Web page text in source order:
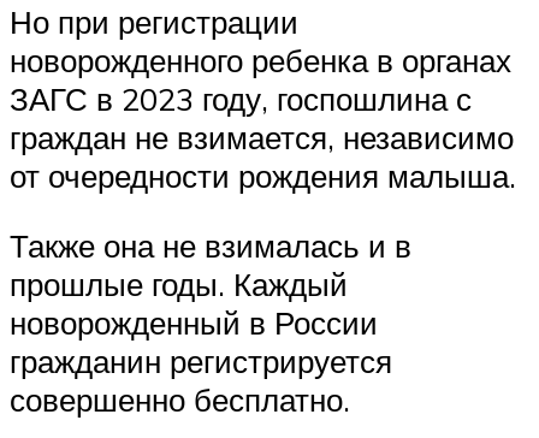
Но при регистрации
новорожденного ребенка в органах
ЗАГС в 2023 году, госпошлина с
граждан не взимается, независимо
от очередности рождения малыша.
Также она не взималась и в
прошлые годы. Каждый
новорожденный в России
гражданин регистрируется
совершенно бесплатно.